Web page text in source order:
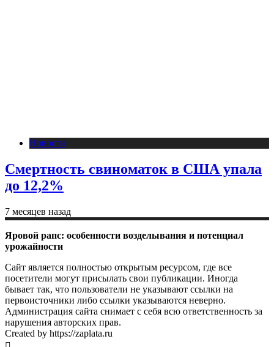
Новости
Смертность свиноматок в США упала
до 12,2%
7 месяцев назад
Яровой рапс: особенности возделывания и потенциал
урожайности
Сайт является полностью открытым ресурсом, где все
посетители могут присылать свои публикации. Иногда
бывает так, что пользователи не указывают ссылки на
первоисточники либо ссылки указываются неверно.
Администрация сайта снимает с себя всю ответственность за
нарушения авторских прав.
Created by https://zaplata.ru